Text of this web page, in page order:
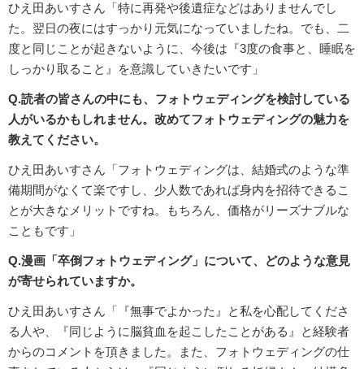
ひえ田あいすさん「特に再発や後遺症などはありませんでし
た。翌日の夜にはすっかり元気になっていましたね。でも、二
度と同じことが起きないように、今後は『3度の食事と、睡眠を
しっかり取ること』を意識していきたいです」
Q.読者の皆さんの中にも、フォトウェディングを検討している
人がいるかもしれません。改めてフォトウェディングの魅力を
教えてください。
ひえ田あいすさん「フォトウェディングは、結婚式のような準
備期間がなくて楽ですし、少人数であれば身内を招待できるこ
とが大きなメリットですね。もちろん、価格がリーズナブルな
こともです」
Q.漫画「卒倒フォトウェディング」について、どのような意見
が寄せられていますか。
ひえ田あいすさん「『無事でよかった』と私を心配してくださ
る人や、『同じように脳貧血を起こしたことがある』と経験者
からのコメントを頂きました。また、フォトウェディングの仕